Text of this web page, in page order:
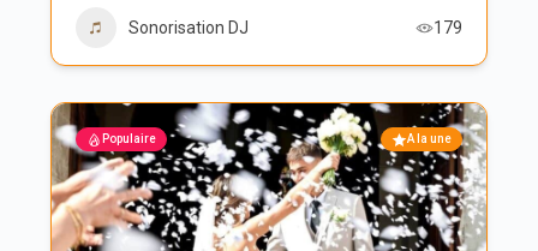
Sonorisation DJ 179
Populaire A la une